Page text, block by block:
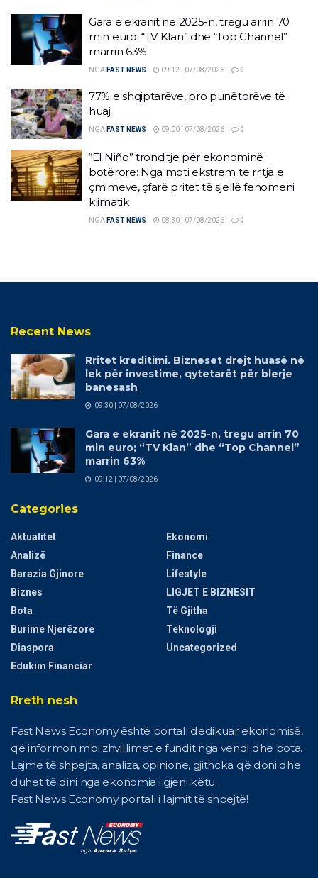
Gara e ekranit në 2025-n, tregu arrin 70
mln euro; “TV Klan” dhe “Top Channel”
marrin 63%
NGA FAST NEWS 09:12 | 07/08/2026 0
77% e shqiptarëve, pro punëtorëve të
huaj
NGA FAST NEWS 09:00 | 07/08/2026 0
“El Niño” tronditje për ekonominë
botërore: Nga moti ekstrem te rritja e
çmimeve, çfarë pritet të sjellë fenomeni
klimatik
NGA FAST NEWS 08:30 | 07/08/2026 0
Recent News
Rritet kreditimi. Bizneset drejt huasë në
lek për investime, qytetarët për blerje
banesash
09:30 | 07/08/2026
Gara e ekranit në 2025-n, tregu arrin 70
mln euro; “TV Klan” dhe “Top Channel”
marrin 63%
09:12 | 07/08/2026
Categories
Aktualitet
Analizë
Barazia Gjinore
Biznes
Bota
Burime Njerëzore
Diaspora
Edukim Financiar
Ekonomi
Finance
Lifestyle
LIGJET E BIZNESIT
Të Gjitha
Teknologji
Uncategorized
Rreth nesh
Fast News Economy është portali dedikuar ekonomisë,
që informon mbi zhvillimet e fundit nga vendi dhe bota.
Lajme të shpejta, analiza, opinione, gjithcka që doni dhe
duhet të dini nga ekonomia i gjeni këtu.
Fast News Economy portali i lajmit të shpejtë!